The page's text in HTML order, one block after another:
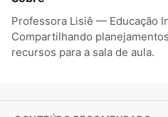
Professora Lisiê — Educação
Compartilhando
recursos para a sala de aula.